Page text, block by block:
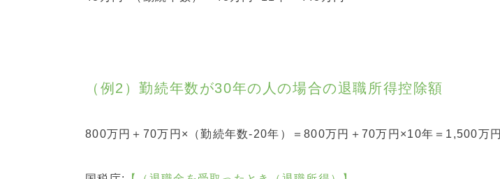
（例2）勤続年数が30年の人の場合の退職所得控除額
800万円＋70万円×（勤続年数-20年）＝800万円＋70万円×10年＝1,500万円